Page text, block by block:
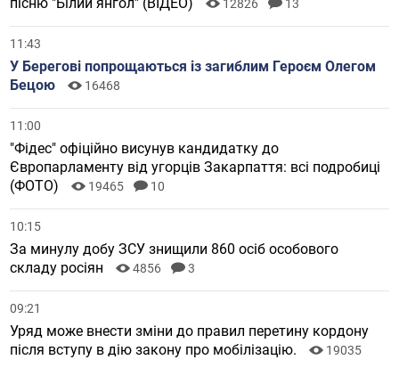
12826 13
11:43
У Берегові попрощаються із загиблим Героєм Олегом
Бецою
16468
11:00
"Фідес" офіційно висунув кандидатку до
Європарламенту від угорців Закарпаття: всі подробиці
(ФОТО)
19465 10
10:15
За минулу добу ЗСУ знищили 860 осіб особового
складу росіян
4856 3
09:21
Уряд може внести зміни до правил перетину кордону
після вступу в дію закону про мобілізацію.
19035